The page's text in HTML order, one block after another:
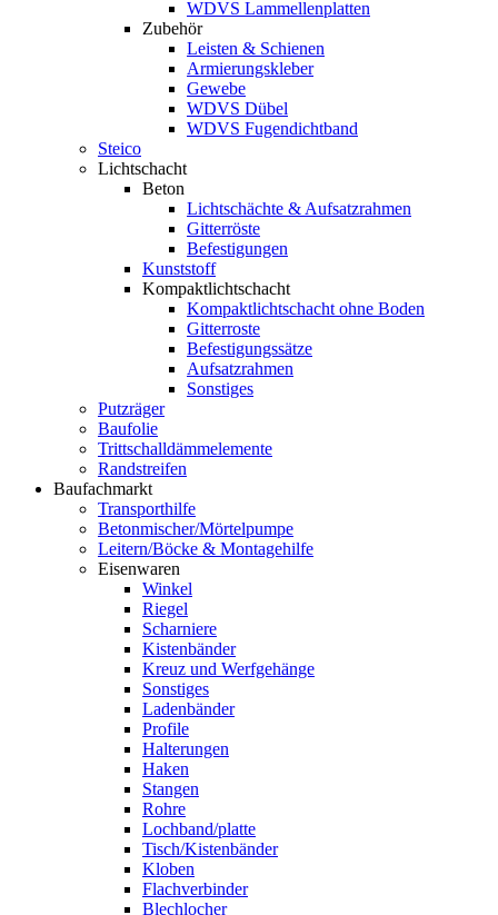
WDVS Lammellenplatten
Zubehör
Leisten & Schienen
Armierungskleber
Gewebe
WDVS Dübel
WDVS Fugendichtband
Steico
Lichtschacht
Beton
Lichtschächte & Aufsatzrahmen
Gitterröste
Befestigungen
Kunststoff
Kompaktlichtschacht
Kompaktlichtschacht ohne Boden
Gitterroste
Befestigungssätze
Aufsatzrahmen
Sonstiges
Putzräger
Baufolie
Trittschalldämmelemente
Randstreifen
Baufachmarkt
Transporthilfe
Betonmischer/Mörtelpumpe
Leitern/Böcke & Montagehilfe
Eisenwaren
Winkel
Riegel
Scharniere
Kistenbänder
Kreuz und Werfgehänge
Sonstiges
Ladenbänder
Profile
Halterungen
Haken
Stangen
Rohre
Lochband/platte
Tisch/Kistenbänder
Kloben
Flachverbinder
Blechlocher